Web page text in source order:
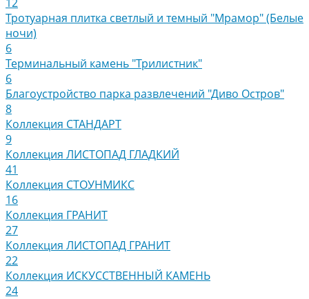
Тротуарная плитка светлый и темный "Мрамор" (Белые
ночи)
6
Терминальный камень "Трилистник"
6
Благоустройство парка развлечений "Диво Остров"
8
Коллекция СТАНДАРТ
9
Коллекция ЛИСТОПАД ГЛАДКИЙ
41
Коллекция СТОУНМИКС
16
Коллекция ГРАНИТ
27
Коллекция ЛИСТОПАД ГРАНИТ
22
Коллекция ИСКУССТВЕННЫЙ КАМЕНЬ
24